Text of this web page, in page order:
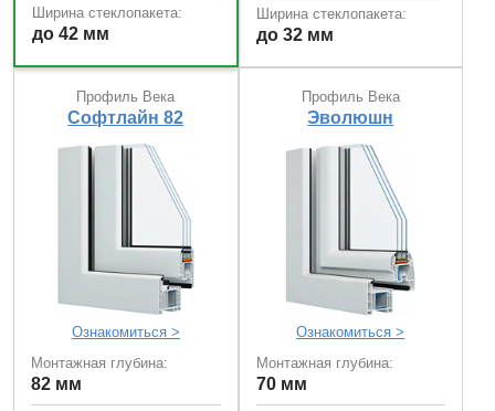
Ширина стеклопакета:
до 42 мм
Ширина стеклопакета:
до 32 мм
Профиль Века
Софтлайн 82
Ознакомиться >
Монтажная глубина:
82 мм
Профиль Века
Эволюшн
Ознакомиться >
Монтажная глубина:
70 мм